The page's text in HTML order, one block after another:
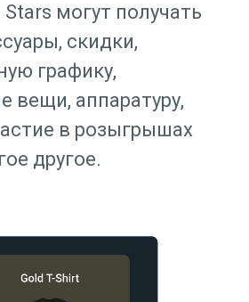
могут получать
скидки,
графику,
вещи, аппаратуру,
в розыгрышах
другое.